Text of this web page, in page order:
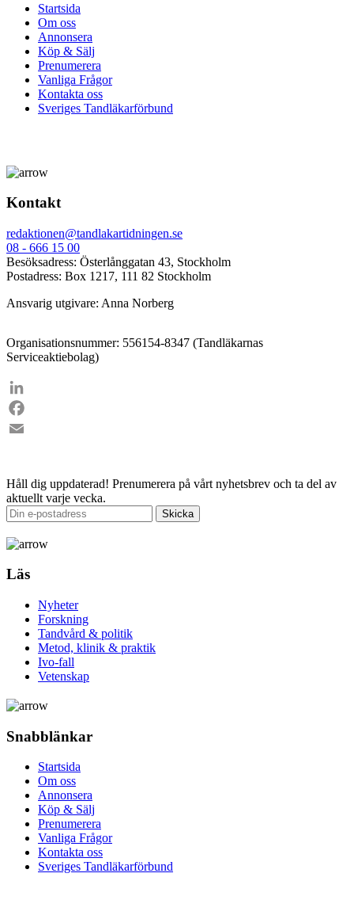
Startsida
Om oss
Annonsera
Köp & Sälj
Prenumerera
Vanliga Frågor
Kontakta oss
Sveriges Tandläkarförbund
Kontakt
redaktionen@tandlakartidningen.se
08 - 666 15 00
Besöksadress: Österlånggatan 43, Stockholm
Postadress: Box 1217, 111 82 Stockholm
Ansvarig utgivare: Anna Norberg
Organisationsnummer: 556154-8347 (Tandläkarnas
Serviceaktiebolag)
LinkedIn
Facebook
Håll dig uppdaterad! Prenumerera på vårt nyhetsbrev och ta del av
aktuellt varje vecka.
Läs
Nyheter
Forskning
Tandvård & politik
Metod, klinik & praktik
Ivo-fall
Vetenskap
Snabblänkar
Startsida
Om oss
Annonsera
Köp & Sälj
Prenumerera
Vanliga Frågor
Kontakta oss
Sveriges Tandläkarförbund